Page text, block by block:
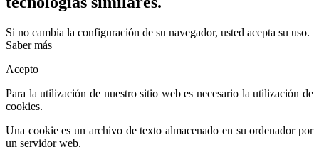
Si no cambia la configuración de su navegador, usted acepta su uso.
Saber más
Acepto
Para la utilización de nuestro sitio web es necesario la utilización de
cookies.
Una cookie es un archivo de texto almacenado en su ordenador por
un servidor web.